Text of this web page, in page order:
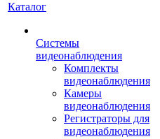
Каталог
Системы
видеонаблюдения
Комплекты
видеонаблюдения
Камеры
видеонаблюдения
Регистраторы для
видеонаблюдения